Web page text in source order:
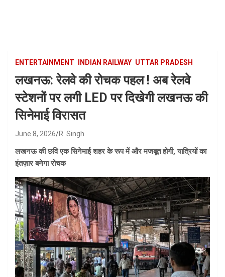
ENTERTAINMENT INDIAN RAILWAY UTTAR PRADESH
लखनऊ: रेलवे की रोचक पहल ! अब रेलवे
स्टेशनों पर लगी LED पर दिखेगी लखनऊ की
सिनेमाई विरासत
June 8, 2026 R. Singh
लखनऊ की छवि एक सिनेमाई शहर के रूप में और मजबूत होगी, यात्रियों का
इंतज़ार बनेगा रोचक